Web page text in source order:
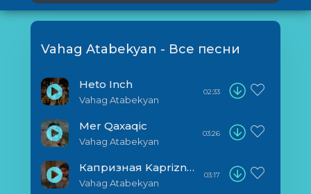
Vahag Atabekyan - Все песни
Heto Inch
Vahag Atabekyan
02:33
Mer Qaxaqic
Vahag Atabekyan
03:26
Капризная Kapriznaya
Vahag Atabekyan
03:17